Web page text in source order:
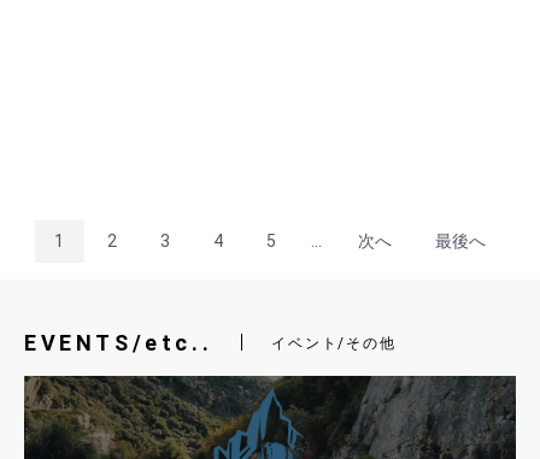
1 2 3 4 5 次へ 最後へ
EVENTS/etc.. イベント/その他